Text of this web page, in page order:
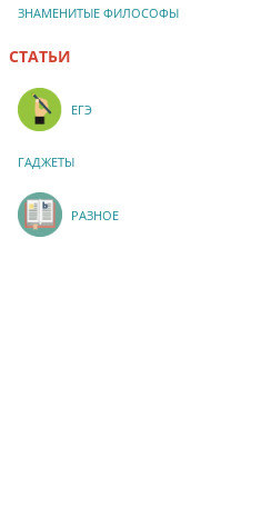
ЗНАМЕНИТЫЕ ФИЛОСОФЫ
СТАТЬИ
ЕГЭ
ГАДЖЕТЫ
РАЗНОЕ